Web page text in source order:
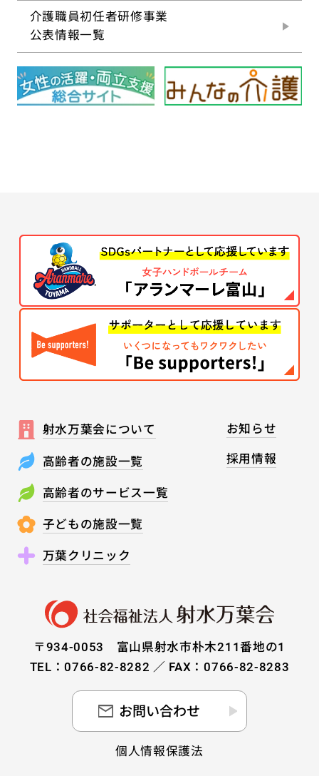
介護職員初任者研修事業
公表情報一覧
射水万葉会について
高齢者の施設一覧
高齢者のサービス一覧
子どもの施設一覧
万葉クリニック
お知らせ
採用情報
〒934-0053 富山県射水市朴木211番地の1
TEL：0766-82-8282 ／ FAX：0766-82-8283
お問い合わせ
個人情報保護法